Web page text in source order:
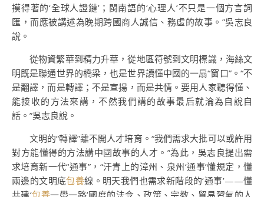
摸得著的‘全球人證鏈’；閩南語的‘心理人’不只是一個方言詞
匯，而應被講述為晚期跨國商人誠信、務虛的故事。”吳志良
說。
從物資繁華到精力升華，從地區符號到文明標識，海絲文
明既是聯通世界的橋梁，也是世界讀懂中國的一扇“窗口”。“不
是翻譯，而是轉譯；不是宣揚，而是共情。要用人家聽得懂、
能接收的方法來講，不然我們講的故事最后就淪為自說自
話。”吳志良說。
文明的“轉譯”離不開人才培育。“我們需求大批可以或許用
對方能懂得的方法講中國故事的人才。”為此，吳志良提出需
求培育新一代“通事”，“汗青上的漳州、泉州‘通事’懂規定，懂
兩邊的文明底包養線。明天我們也需求新階段的‘通事’——懂
共建‘包養一帶一路’國度的法令、政策、宗教、貿易習氣的人